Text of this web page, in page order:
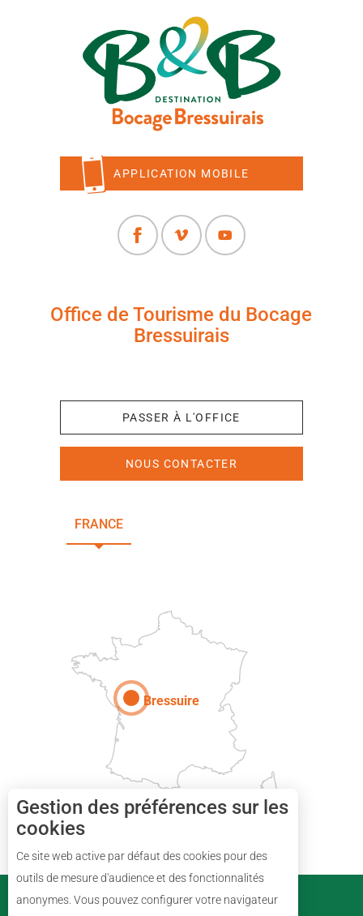
Tarifs
APPLICATION MOBILE
Office de Tourisme du Bocage
Bressuirais
PASSER À L'OFFICE
NOUS CONTACTER
FRANCE
Bressuire
PARTENAIRES
Gestion des préférences sur les
cookies
Ce site web active par défaut des cookies pour des
outils de mesure d'audience et des fonctionnalités
anonymes. Vous pouvez configurer votre navigateur